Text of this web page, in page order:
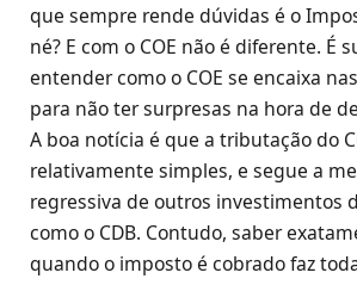
que sempre rende dúvidas é o
né? E com o COE não é diferente. É
entender como o COE se encaixa
para não ter surpresas na hora de
A boa notícia é que a tributação do
relativamente simples, e segue a
regressiva de outros investimentos
como o CDB. Contudo, saber
quando o imposto é cobrado faz